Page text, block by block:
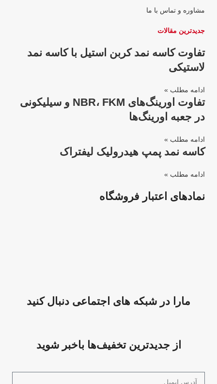
مشاوره و تماس با ما
جدیدترین مقالات
تفاوت کاسه نمد کربن استیل با کاسه نمد
لاستیکی
ادامه مطلب »
تفاوت اورینگ‌های NBR، FKM و سیلیکونی
در جعبه اورینگ‌ها
ادامه مطلب »
کاسه نمد پمپ هیدرولیک لیفتراک
ادامه مطلب »
نمادهای اعتبار فروشگاه
مارا در شبکه های اجتماعی دنبال کنید
از جدیدترین تخفیف‌ها باخبر شوید